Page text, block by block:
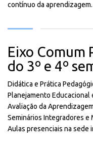
contínuo da aprendizagem.
Eixo Comum
do 3º e 4º
Didática e Prática
Planejamento Educacional
Avaliação da
Seminários Integradores e
Aulas presenciais na sede